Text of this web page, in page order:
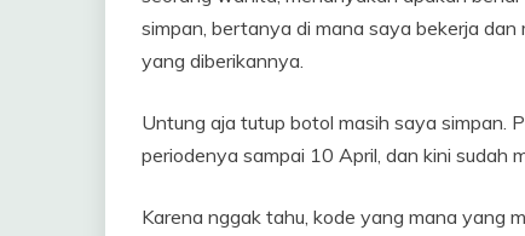
simpan, bertanya di mana saya bekerja
yang diberikannya.
Untung aja tutup botol masih saya simpan.
periodenya sampai 10 April, dan kini sudah
Karena nggak tahu, kode yang mana yang